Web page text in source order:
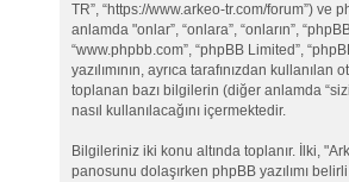
TR”, “https://www.arkeo-tr.com/forum”) ve
anlamda "onlar”, “onlara”, “onların”, “phpBB
“www.phpbb.com”, “phpBB Limited”,
yazılımının, ayrıca tarafınızdan kullanılan
toplanan bazı bilgilerin (diğer anlamda
nasıl kullanılacağını içermektedir.
Bilgileriniz iki konu altında toplanır. İlki,
panosunu dolaşırken phpBB yazılımı